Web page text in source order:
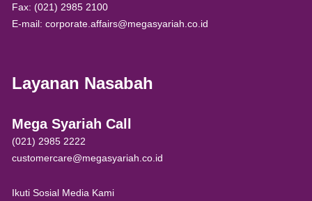
Fax: (021) 2985 2100
E-mail: corporate.affairs@megasyariah.co.id
Layanan Nasabah
Mega Syariah Call
(021) 2985 2222
customercare@megasyariah.co.id
Ikuti Sosial Media Kami